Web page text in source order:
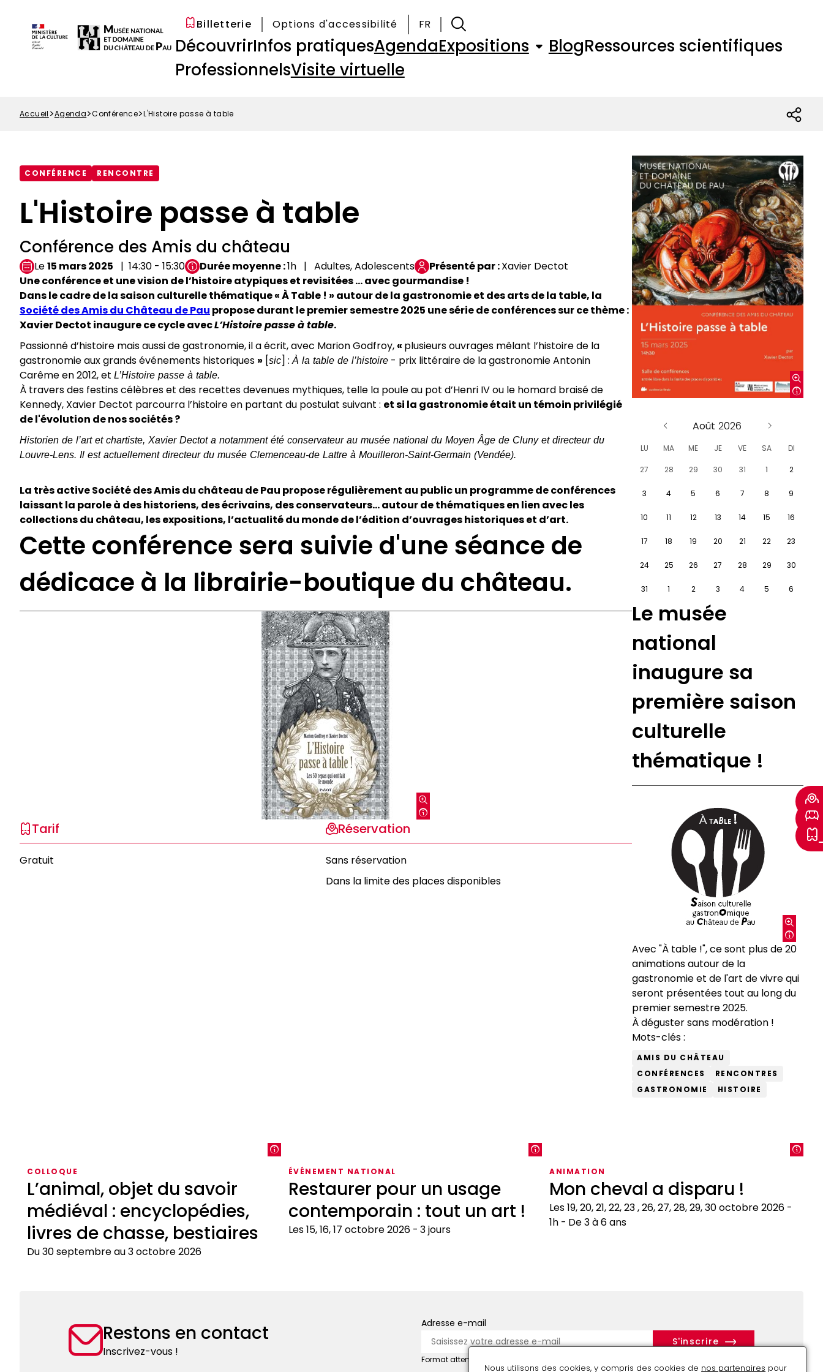
d'accessibilité
contenu
principal
Menu
Top
Billetterie Options d'accessibilité
FR
Navigation
principale
DécouvrirInfos pratiquesAgendaExpositions BlogRessources scientifiques
ProfessionnelsVisite virtuelle
Accueil Agenda Conférence L'Histoire passe à table
CONFÉRENCE RENCONTRE
L'Histoire passe à table
Conférence des Amis du château
Le15 mars 2025 14:30 - 15:30 Durée moyenne 1h Adultes, Adolescents Présenté par Xavier Dectot
Une conférence et une vision de l’histoire atypiques et revisitées … avec gourmandise !
Dans le cadre de la saison culturelle thématique « À Table ! » autour de la gastronomie et des arts de la table, la
Société des Amis du Château de Pau propose durant le premier semestre 2025 une série de conférences sur ce thème :
Xavier Dectot inaugure ce cycle avecL’Histoire passe à table.
Passionné d’histoire mais aussi de gastronomie, il a écrit, avec Marion Godfroy, « plusieurs ouvrages mêlant l’histoire de la
gastronomie aux grands événements historiques » [sic] :À la table de l’histoire - prix littéraire de la gastronomie Antonin
Carême en 2012, et L’Histoire passe à table.
À travers des festins célèbres et des recettes devenues mythiques, telle la poule au pot d’Henri IV ou le homard braisé de
Kennedy, Xavier Dectot parcourra l’histoire en partant du postulat suivant : et si la gastronomie était un témoin privilégié
de l'évolution de nos sociétés ?
Historien de l’art et chartiste, Xavier Dectot a notamment été conservateur au musée national du Moyen Âge de Cluny et directeur du
Louvre-Lens. Il est actuellement directeur du musée Clemenceau-de Lattre à Mouilleron-Saint-Germain (Vendée).
La très active Société des Amis du château de Pau propose régulièrement au public un programme de conférences
laissant la parole à des historiens, des écrivains, des conservateurs… autour de thématiques en lien avec les
collections du château, les expositions, l’actualité du monde de l’édition d’ouvrages historiques et d’art.
Cette conférence sera suivie d'une séance de
dédicace à la librairie-boutique du château.
Tarif
Gratuit
Réservation
Sans réservation
Dans la limite des places disponibles
Août
LU MA ME JE VE SA DI
27 28 29 30 31 1 2
3 4 5 6 7 8 9
10 11 12 13 14 15 16
17 18 19 20 21 22 23
24 25 26 27 28 29 30
31 1 2 3 4 5 6
Le musée
national
inaugure sa
première saison
culturelle
thématique !
Avec "À table !", ce sont plus de 20
animations autour de la
gastronomie et de l'art de vivre qui
seront présentées tout au long du
premier semestre 2025.
À déguster sans modération !
Mots-clés :
AMIS DU CHÂTEAU
CONFÉRENCES
RENCONTRES
GASTRONOMIE
HISTOIRE
L’animal, objet du savoir
médiéval : encyclopédies,
livres de chasse, bestiaires
Du 30 septembre au 3 octobre 2026
COLLOQUE
Restaurer pour un usage
contemporain : tout un art !
Les 15, 16, 17 octobre 2026 3 jours
ÉVÉNEMENT NATIONAL
Mon cheval a disparu !
Les 19, 20, 21, 22, 23 , 26, 27, 28, 29, 30 octobre 2026
1h
De 3 à 6 ans
ANIMATION
Restons en contact
Inscrivez-vous !
Adresse e-mail
Format attendu : nom@domaine.fr
Nous utilisons des cookies, y compris des cookies de nos partenaires pour